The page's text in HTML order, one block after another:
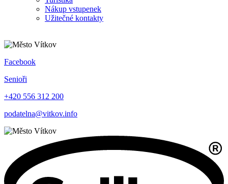
Nákup vstupenek
Užitečné kontakty
Facebook
Senioři
+420 556 312 200
podatelna@vitkov.info